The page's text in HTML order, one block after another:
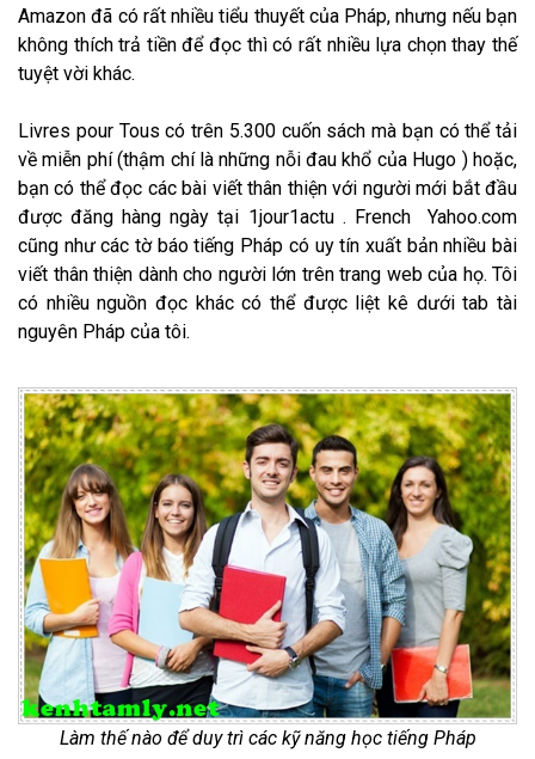
Amazon đã có rất nhiều tiểu thuyết của Pháp, nhưng nếu bạn
không thích trả tiền để đọc thì có rất nhiều lựa chọn thay thế
tuyệt vời khác.
Livres pour Tous có trên 5.300 cuốn sách mà bạn có thể tải
về miễn phí (thậm chí là những nỗi đau khổ của Hugo ) hoặc,
bạn có thể đọc các bài viết thân thiện với người mới bắt đầu
được đăng hàng ngày tại 1jour1actu . French Yahoo.com
cũng như các tờ báo tiếng Pháp có uy tín xuất bản nhiều bài
viết thân thiện dành cho người lớn trên trang web của họ. Tôi
có nhiều nguồn đọc khác có thể được liệt kê dưới tab tài
nguyên Pháp của tôi.
Làm thế nào để duy trì các kỹ năng học tiếng Pháp